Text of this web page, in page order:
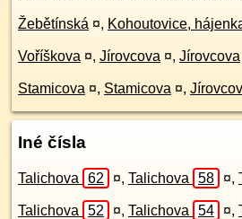
Žebětínská ¤, Kohoutovice,
Voříškova ¤, Jírovcova ¤, Jírovcova
Stamicova ¤, Stamicova ¤,
Iné čísla
Talichova 62 ¤, Talichova 58 ¤,
Talichova 52 ¤, Talichova 54 ¤,